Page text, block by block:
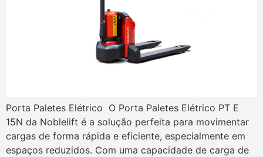
Porta Paletes Elétrico O Porta Paletes Elétrico PT E
15N da Noblelift é a solução perfeita para movimentar
cargas de forma rápida e eficiente, especialmente em
espaços reduzidos. Com uma capacidade de carga de